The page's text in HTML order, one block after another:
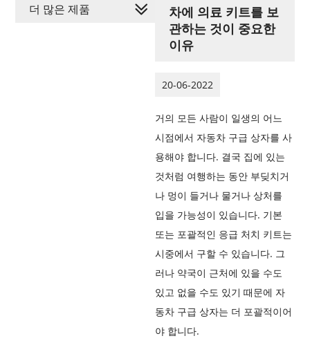
차에 의료 키트를 보
관하는 것이 중요한
이유
20-06-2022
거의 모든 사람이 일생의 어느
시점에서 자동차 구급 상자를 사
용해야 합니다. 결국 집에 있는
것처럼 여행하는 동안 부딪치거
나 멍이 들거나 물거나 상처를
입을 가능성이 있습니다. 기본
또는 포괄적인 응급 처치 키트는
시중에서 구할 수 있습니다. 그
러나 약국이 근처에 있을 수도
있고 없을 수도 있기 때문에 자
동차 구급 상자는 더 포괄적이어
야 합니다.
더 많은 제품